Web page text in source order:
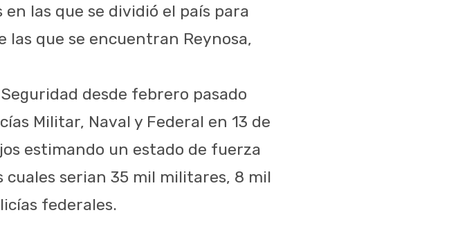
las que se dividió el país para
que se encuentran Reynosa,
desde febrero pasado
Militar, Naval y Federal en 13 de
estimando un estado de fuerza
serian 35 mil militares, 8 mil
federales.